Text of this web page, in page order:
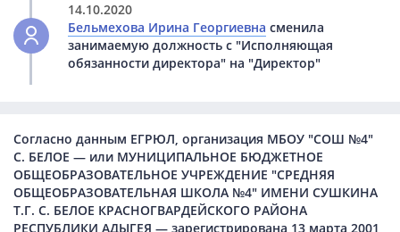
14.10.2020
Бельмехова Ирина Георгиевна сменила
занимаемую должность с "Исполняющая
обязанности директора" на "Директор"
Согласно данным ЕГРЮЛ, организация МБОУ "СОШ №4"
С. БЕЛОЕ — или МУНИЦИПАЛЬНОЕ БЮДЖЕТНОЕ
ОБЩЕОБРАЗОВАТЕЛЬНОЕ УЧРЕЖДЕНИЕ "СРЕДНЯЯ
ОБЩЕОБРАЗОВАТЕЛЬНАЯ ШКОЛА №4" ИМЕНИ СУШКИНА
Т.Г. С. БЕЛОЕ КРАСНОГВАРДЕЙСКОГО РАЙОНА
РЕСПУБЛИКИ АДЫГЕЯ — зарегистрирована 13 марта 2001